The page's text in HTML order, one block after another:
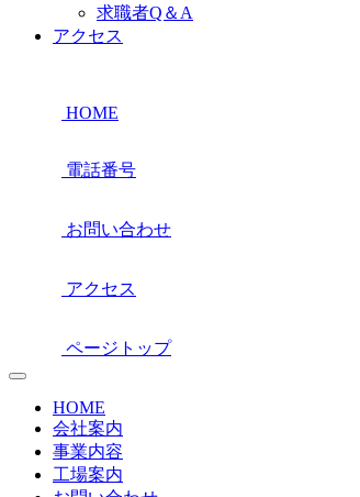
求職者Q＆A
アクセス
HOME
電話番号
お問い合わせ
アクセス
ページトップ
HOME
会社案内
事業内容
工場案内